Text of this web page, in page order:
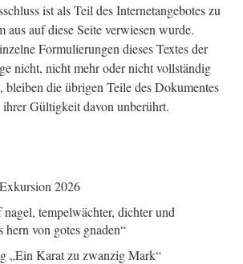
ist als Teil des Internetangebotes zu
aus auf diese Seite verwiesen wurde.
Formulierungen dieses Textes der
nicht, nicht mehr oder nicht vollständig
bleiben die übrigen Teile des Dokumentes
Gültigkeit davon unberührt.
2026
tempelwächter, dichter und
hern von gotes gnaden“
„Ein Karat zu zwanzig Mark“